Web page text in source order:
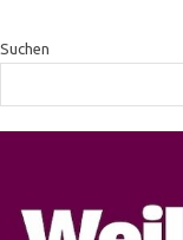
Suchen